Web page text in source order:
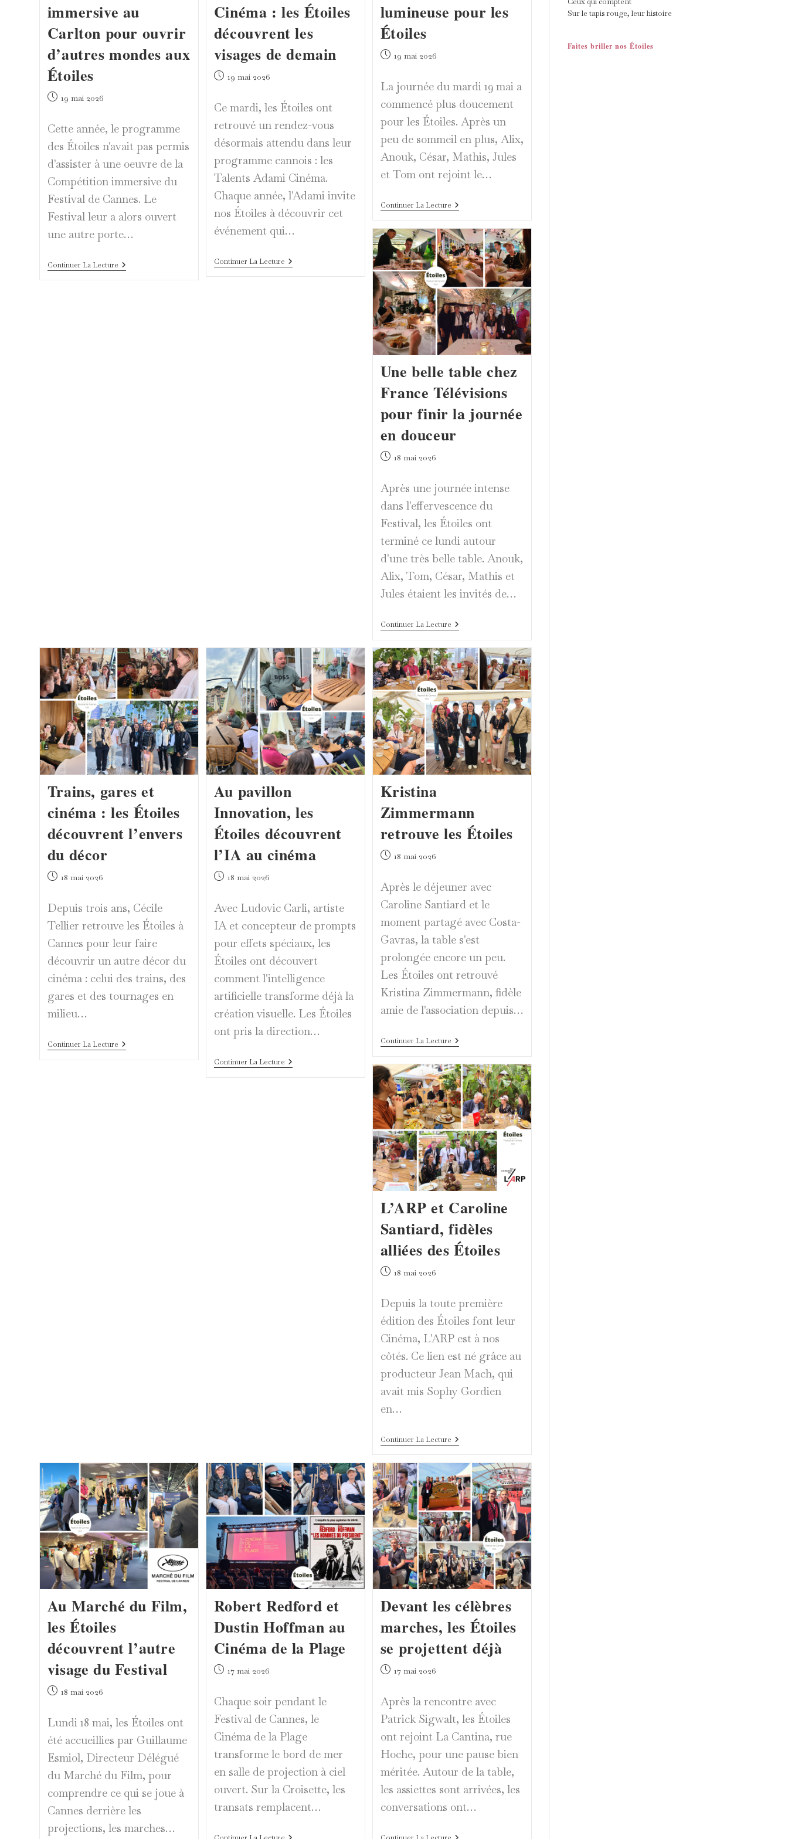
immersive au
Carlton pour ouvrir
d’autres mondes aux
Étoiles
Publication
19 mai 2026
Cette année, le programme
des Étoiles n'avait pas permis
d'assister à une oeuvre de la
Compétition immersive du
Festival de Cannes. Le
Festival leur a alors ouvert
une autre porte…
Continuer La LectureUne
Soirée
Cinéma : les Étoiles
découvrent les
visages de demain
Publication
19 mai 2026
Ce mardi, les Étoiles ont
retrouvé un rendez-vous
désormais attendu dans leur
programme cannois : les
Talents Adami Cinéma.
Chaque année, l'Adami invite
nos Étoiles à découvrir cet
événement qui…
Continuer La LectureTalents
Adami
lumineuse pour les
Étoiles
Publication
19 mai 2026
La journée du mardi 19 mai a
commencé plus doucement
pour les Étoiles. Après un
peu de sommeil en plus, Alix,
Anouk, César, Mathis, Jules
et Tom ont rejoint le…
Continuer La LectureAu
Ciro’s,
Table
Lumineuse
Pour
Les
Étoiles
Une belle table chez
France Télévisions
pour finir la journée
en douceur
Publication
18 mai 2026
Après une journée intense
dans l'effervescence du
Festival, les Étoiles ont
terminé ce lundi autour
d'une très belle table. Anouk,
Alix, Tom, César, Mathis et
Jules étaient les invités de…
Continuer La LectureUne
Chez
France
Télévisions
Pour
Finir
La
Journée
En
Douceur
Trains, gares et
cinéma : les Étoiles
découvrent l’envers
du décor
Publication
18 mai 2026
Depuis trois ans, Cécile
Tellier retrouve les Étoiles à
Cannes pour leur faire
découvrir un autre décor du
cinéma : celui des trains, des
gares et des tournages en
milieu…
Continuer La LectureTrains,
Gares
Au pavillon
Innovation, les
Étoiles découvrent
l’IA au cinéma
Publication
18 mai 2026
Avec Ludovic Carli, artiste
IA et concepteur de prompts
pour effets spéciaux, les
Étoiles ont découvert
comment l'intelligence
artificielle transforme déjà la
création visuelle. Les Étoiles
ont pris la direction…
Continuer La LectureAu
Pavillon
Kristina
Zimmermann
retrouve les Étoiles
Publication
18 mai 2026
Après le déjeuner avec
Caroline Santiard et le
moment partagé avec Costa-
Gavras, la table s'est
prolongée encore un peu.
Les Étoiles ont retrouvé
Kristina Zimmermann, fidèle
amie de l'association depuis…
Continuer La LectureKristina
Zimmermann
Les
Étoiles
L’ARP et Caroline
Santiard, fidèles
alliées des Étoiles
Publication
18 mai 2026
Depuis la toute première
édition des Étoiles font leur
Cinéma, L'ARP est à nos
côtés. Ce lien est né grâce au
producteur Jean Mach, qui
avait mis Sophy Gordien
en…
Continuer La LectureL’ARP
Et
Santiard,
Fidèles
Alliées
Des
Étoiles
Au Marché du Film,
les Étoiles
découvrent l’autre
visage du Festival
Publication
18 mai 2026
Lundi 18 mai, les Étoiles ont
été accueillies par Guillaume
Esmiol, Directeur Délégué
du Marché du Film, pour
comprendre ce qui se joue à
Cannes derrière les
projections, les marches…
Robert Redford et
Dustin Hoffman au
Cinéma de la Plage
Publication
17 mai 2026
Chaque soir pendant le
Festival de Cannes, le
Cinéma de la Plage
transforme le bord de mer
en salle de projection à ciel
ouvert. Sur la Croisette, les
transats remplacent…
Devant les célèbres
marches, les Étoiles
se projettent déjà
Publication
17 mai 2026
Après la rencontre avec
Patrick Sigwalt, les Étoiles
ont rejoint La Cantina, rue
Hoche, pour une pause bien
méritée. Autour de la table,
les assiettes sont arrivées, les
conversations ont…
Sur le tapis rouge, leur histoire
Faites briller nos Étoiles